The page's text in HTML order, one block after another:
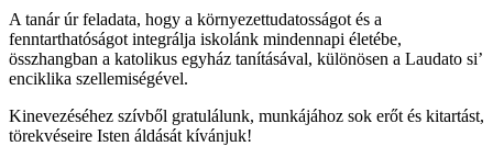
​A tanár úr feladata, hogy a környezettudatosságot és a
fenntarthatóságot integrálja iskolánk mindennapi életébe,
összhangban a katolikus egyház tanításával, különösen a Laudato si’
enciklika szellemiségével.
​Kinevezéséhez szívből gratulálunk, munkájához sok erőt és kitartást,
törekvéseire Isten áldását kívánjuk!